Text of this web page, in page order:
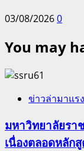
03/08/20260
You may
ข่าวล่ามาแรง
มหาวิทยาลัยร
เนื่องตลอดหลัก